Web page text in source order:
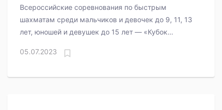
Всероссийские соревнования по быстрым
шахматам среди мальчиков и девочек до 9, 11, 13
лет, юношей и девушек до 15 лет — «Кубок
Куйвашева
05.07.2023